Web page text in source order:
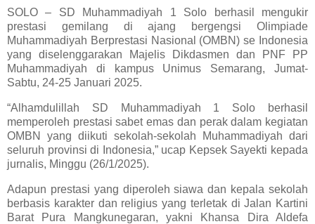
SOLO – SD Muhammadiyah 1 Solo berhasil mengukir
prestasi gemilang di ajang bergengsi Olimpiade
Muhammadiyah Berprestasi Nasional (OMBN) se Indonesia
yang diselenggarakan Majelis Dikdasmen dan PNF PP
Muhammadiyah di kampus Unimus Semarang, Jumat-
Sabtu, 24-25 Januari 2025.
“Alhamdulillah SD Muhammadiyah 1 Solo berhasil
memperoleh prestasi sabet emas dan perak dalam kegiatan
OMBN yang diikuti sekolah-sekolah Muhammadiyah dari
seluruh provinsi di Indonesia,” ucap Kepsek Sayekti kepada
jurnalis, Minggu (26/1/2025).
Adapun prestasi yang diperoleh siawa dan kepala sekolah
berbasis karakter dan religius yang terletak di Jalan Kartini
Barat Pura Mangkunegaran, yakni Khansa Dira Aldefa